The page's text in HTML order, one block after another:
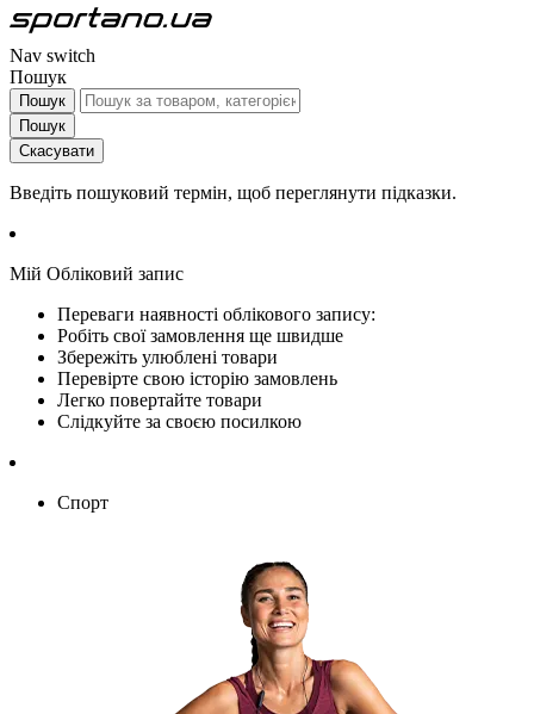
Nav switch
Пошук
Пошук
Пошук
Скасувати
Введіть пошуковий термін, щоб переглянути підказки.
Мій Обліковий запис
Переваги наявності облікового запису:
Робіть свої замовлення ще швидше
Збережіть улюблені товари
Перевірте свою історію замовлень
Легко повертайте товари
Слідкуйте за своєю посилкою
Спорт